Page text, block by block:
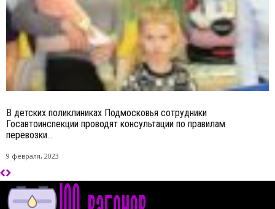
В детских поликлиниках Подмосковья сотрудники
Госавтоинспекции проводят консультации по правилам
перевозки...
9 февраля, 2023